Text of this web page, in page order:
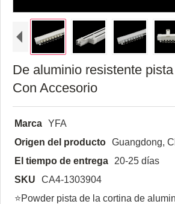
De aluminio resistente
Con Accesorio
Marca YFA
Origen del producto Guangdong,
El tiempo de entrega
20-25 días
SKU
CA4-1303904
⭐Powder pista de la cortina de